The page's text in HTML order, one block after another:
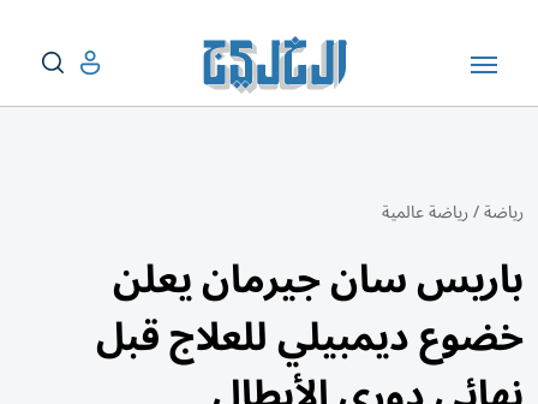
رياضة/رياضة عالمية
باريس سان جيرمان يعلن
خضوع ديمبيلي للعلاج قبل